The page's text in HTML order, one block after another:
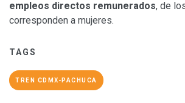
empleos directos remunerados, de
corresponden a mujeres.
TAGS
TREN CDMX-PACHUCA